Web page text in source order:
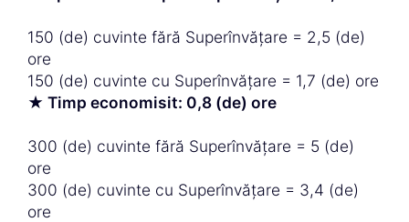
150 (de) cuvinte fără Superînvățare = 2,5 (de)
ore
150 (de) cuvinte cu Superînvățare = 1,7 (de) ore
★ Timp economisit: 0,8 (de) ore
300 (de) cuvinte fără Superînvățare = 5 (de)
ore
300 (de) cuvinte cu Superînvățare = 3,4 (de)
ore